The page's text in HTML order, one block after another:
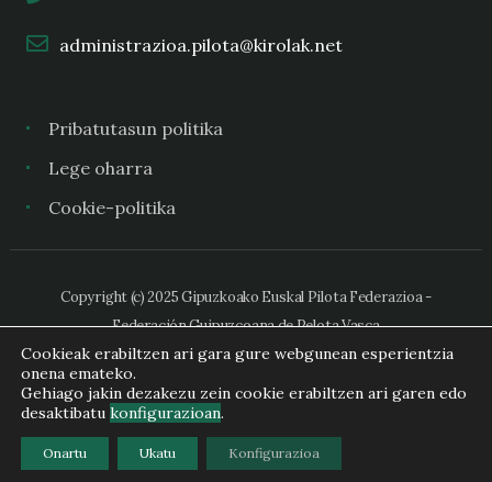
administrazioa.pilota@kirolak.net
Pribatutasun politika
Lege oharra
Cookie-politika
Copyright (c) 2025 Gipuzkoako Euskal Pilota Federazioa -
Federación Guipuzcoana de Pelota Vasca
Cookieak erabiltzen ari gara gure webgunean esperientzia
onena emateko.
Gehiago jakin dezakezu zein cookie erabiltzen ari garen edo
desaktibatu konfigurazioan.
Onartu Ukatu Konfigurazioa